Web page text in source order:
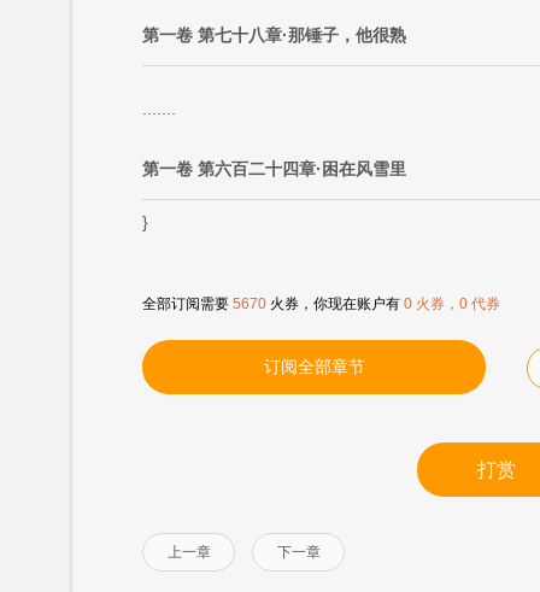
第一卷 第七十八章·那锤子，他很熟
第一卷 第六百二十四章·困在风雪里
}
全部订阅需要 5670 火券，你现在账户有 0 火券，0 代券
订阅全部章节
打赏
上一章 下一章